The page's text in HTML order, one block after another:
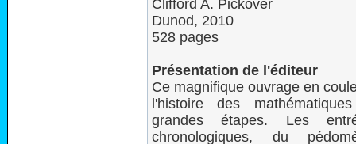
Clifford A. Pickover
Dunod, 2010
528 pages
Présentation de l'éditeur
Ce magnifique ouvrage en
l'histoire des
grandes étapes. Les
chronologiques, du